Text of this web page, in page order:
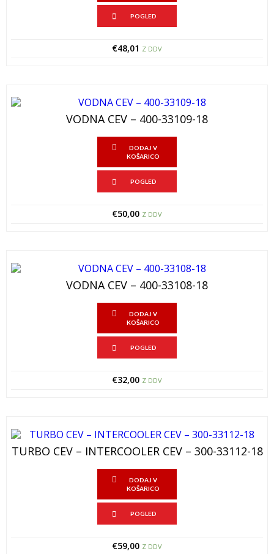
POGLED
€48,01 Z DDV
VODNA CEV – 400-33109-18
DODAJ V
KOŠARICO
POGLED
€50,00 Z DDV
VODNA CEV – 400-33108-18
DODAJ V
KOŠARICO
POGLED
€32,00 Z DDV
TURBO CEV – INTERCOOLER CEV – 300-33112-18
DODAJ V
KOŠARICO
POGLED
€59,00 Z DDV